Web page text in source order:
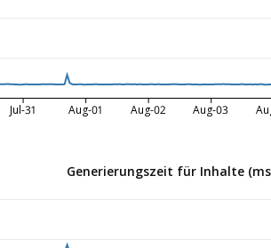
Jul-31 Aug-01 Aug-02 Aug-03
Generierungszeit für Inhalte